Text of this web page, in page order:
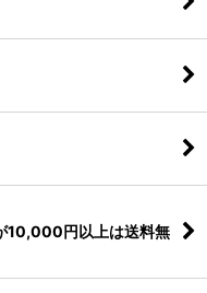
10,000円以上は送料無